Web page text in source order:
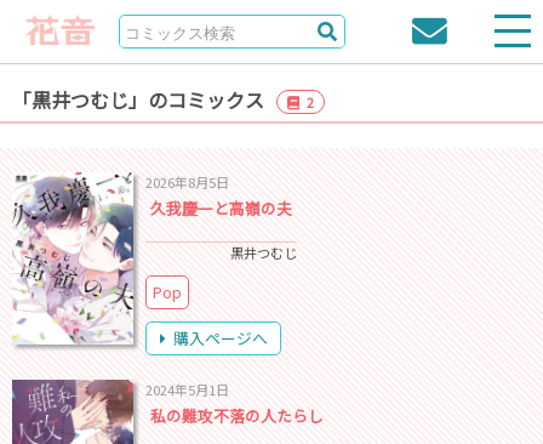
「黒井つむじ」のコミックス 2
2026年8月5日
久我慶一と高嶺の夫
黒井つむじ
Pop
購入ページへ
2024年5月1日
私の難攻不落の人たらし